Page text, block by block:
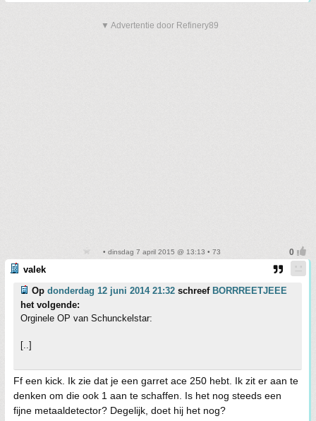
▼ Advertentie door Refinery89
• dinsdag 7 april 2015 @ 13:13 • 73
valek
Op donderdag 12 juni 2014 21:32 schreef BORRREETJEEE
het volgende:
Orginele OP van Schunckelstar:
[..]
Ff een kick. Ik zie dat je een garret ace 250 hebt. Ik zit er aan te
denken om die ook 1 aan te schaffen. Is het nog steeds een
fijne metaaldetector? Degelijk, doet hij het nog?